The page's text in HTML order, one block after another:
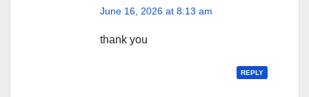
June 16, 2026 at 8:13 am
thank you
REPLY